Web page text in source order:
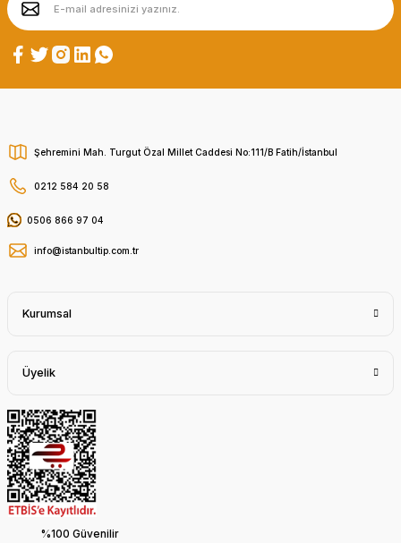
Şehremini Mah. Turgut Özal Millet Caddesi No:111/B Fatih/İstanbul
0212 584 20 58
0506 866 97 04
info@istanbultip.com.tr
Kurumsal
Üyelik
%100 Güvenilir